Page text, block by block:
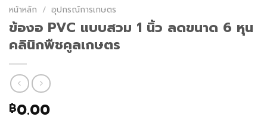
หน้าหลัก / อุปกรณ์การเกษตร
ข้องอ PVC แบบสวม 1 นิ้ว ลดขนาด 6 หุน
คลินิกพืชคูลเกษตร
฿0.00